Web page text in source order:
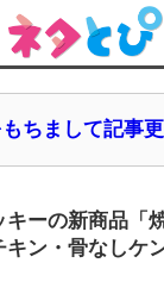
ちまして記事
キーの新商品「
キン・骨なしケ